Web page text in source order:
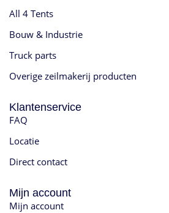
All 4 Tents
Bouw & Industrie
Truck parts
Overige zeilmakerij producten
Klantenservice
FAQ
Locatie
Direct contact
Mijn account
Mijn account